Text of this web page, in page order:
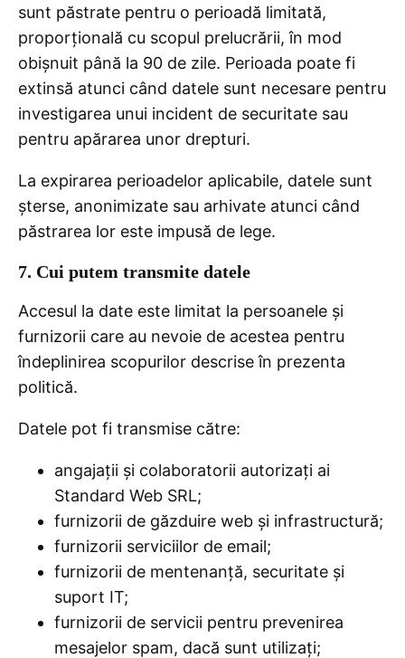
sunt păstrate pentru o perioadă limitată,
proporțională cu scopul prelucrării, în mod
obișnuit până la 90 de zile. Perioada poate fi
extinsă atunci când datele sunt necesare pentru
investigarea unui incident de securitate sau
pentru apărarea unor drepturi.
La expirarea perioadelor aplicabile, datele sunt
șterse, anonimizate sau arhivate atunci când
păstrarea lor este impusă de lege.
7. Cui putem transmite datele
Accesul la date este limitat la persoanele și
furnizorii care au nevoie de acestea pentru
îndeplinirea scopurilor descrise în prezenta
politică.
Datele pot fi transmise către:
angajații și colaboratorii autorizați ai
Standard Web SRL;
furnizorii de găzduire web și infrastructură;
furnizorii serviciilor de email;
furnizorii de mentenanță, securitate și
suport IT;
furnizorii de servicii pentru prevenirea
mesajelor spam, dacă sunt utilizați;